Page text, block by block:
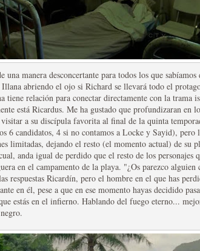
o cómo acabar siendo una de
de la historia
las series de viajes en el
una manera desconcertante para todos los que
Illana abriendo el ojo si Richard se llevará todo el
tiene relación para conectar directamente con la trama
está Ricardus. Me ha gustado que profundizaran en
a su discípula favorita al final de la quinta
6 candidatos, 4 si no contamos a Locke y Sayid), pero
limitadas, dejando el resto (el momento actual) de su
anda igual de perdido que el resto de los personajes
en el campamento de la playa. "¿Os parezco
respuestas Ricardín, pero el hombre en el que has
en él, pese a que en ese momento hayas decidido
estás en el infierno. Hablando del fuego eterno...